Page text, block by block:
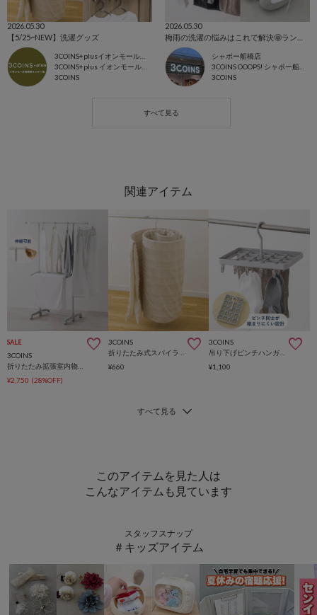
2026.05.30
【5/25~NEW】洗濯グッズ
3COINS+plusイオンモール各務原インター店
3COINS+plus イオンモール各務原
3COINS
2026.05.30
シャポー船橋店
3COINS
SALE
3COINS
¥2,750 (28%OFF)
3COINS
¥660
3COINS
¥1,100
このアイテムを見た人は
こんなアイテムも見ています
スタッフスナップ
＃キッズアイテム